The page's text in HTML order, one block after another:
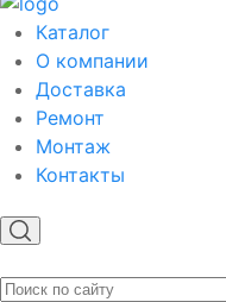
Каталог
О компании
Доставка
Ремонт
Монтаж
Контакты